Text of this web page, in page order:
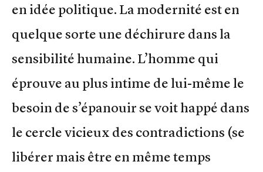
en idée politique. La modernité est en
quelque sorte une déchirure dans la
sensibilité humaine. L’homme qui
éprouve au plus intime de lui-même le
besoin de s’épanouir se voit happé dans
le cercle vicieux des contradictions (se
libérer mais être en même temps